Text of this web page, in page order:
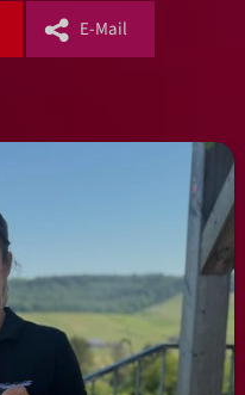
E-Mail